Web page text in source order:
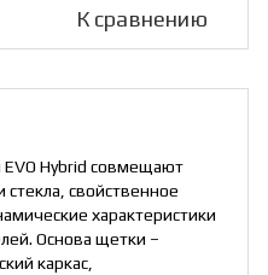
К сравнению
EVO Hybrid совмещают
свойственное
характеристики
Основа щетки –
каркас,